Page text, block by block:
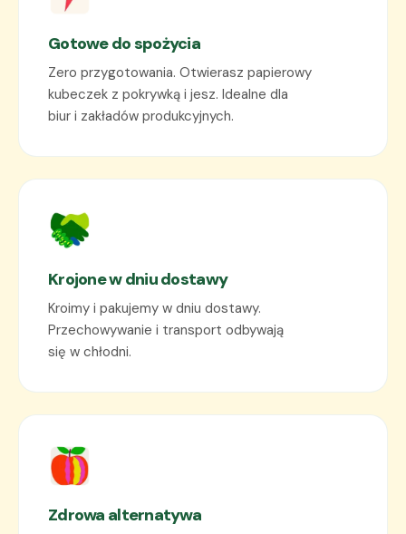
Gotowe do spożycia
Zero przygotowania. Otwierasz papierowy
kubeczek z pokrywką i jesz. Idealne dla
biur i zakładów produkcyjnych.
Krojone w dniu dostawy
Kroimy i pakujemy w dniu dostawy.
Przechowywanie i transport odbywają
się w chłodni.
Zdrowa alternatywa